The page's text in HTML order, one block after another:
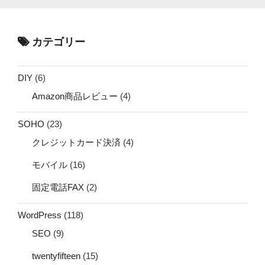
カテゴリー
DIY (6)
Amazon商品レビュー (4)
SOHO (23)
クレジットカード決済 (4)
モバイル (16)
固定電話FAX (2)
WordPress (118)
SEO (9)
twentyfifteen (15)